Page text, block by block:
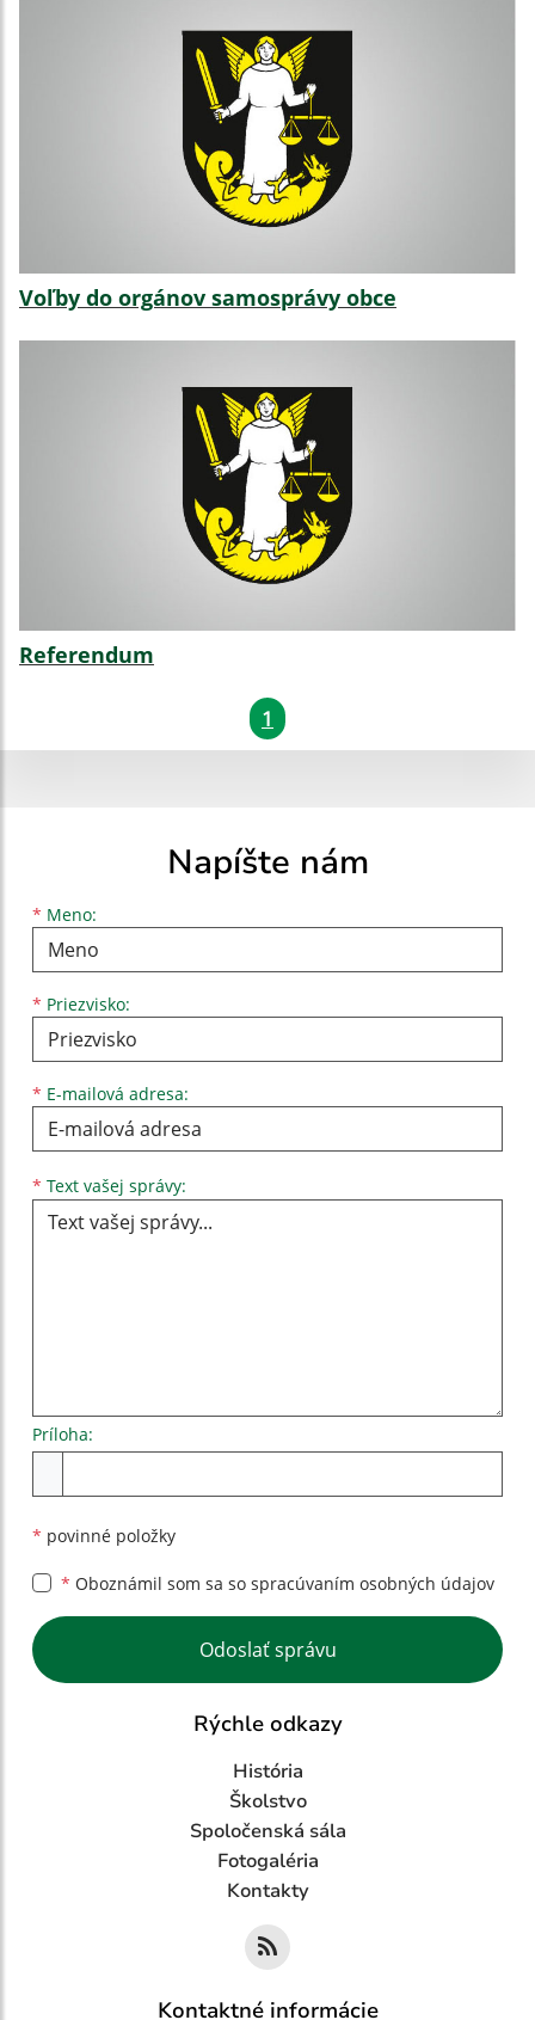
Voľby do orgánov samosprávy obce
Referendum
1
Napíšte nám
* Meno:
Meno
* Priezvisko:
Priezvisko
* E-mailová adresa:
E-mailová adresa
* Text vašej správy:
Príloha:
* povinné položky
* Oboznámil som sa so spracúvaním osobných údajov
Google reCaptcha Response
Odoslať správu
Rýchle odkazy
História
Školstvo
Spoločenská sála
Fotogaléria
Kontakty
Kontaktné informácie